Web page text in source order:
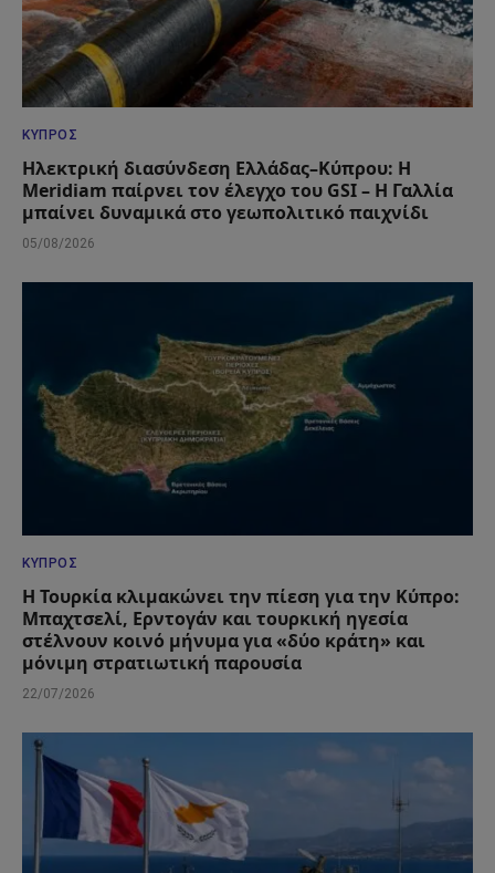
ΚΎΠΡΟΣ
Ηλεκτρική διασύνδεση Ελλάδας–Κύπρου: Η
Meridiam παίρνει τον έλεγχο του GSI – Η Γαλλία
μπαίνει δυναμικά στο γεωπολιτικό παιχνίδι
05/08/2026
ΚΎΠΡΟΣ
Η Τουρκία κλιμακώνει την πίεση για την Κύπρο:
Μπαχτσελί, Ερντογάν και τουρκική ηγεσία
στέλνουν κοινό μήνυμα για «δύο κράτη» και
μόνιμη στρατιωτική παρουσία
22/07/2026